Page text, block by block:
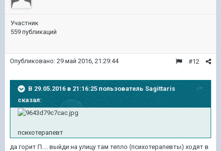
Участник
559 публикаций
#12
Опубликовано: 29 май 2016, 21:29:44
В 29.05.2016 в 21:16:25 пользователь Sagittaris
сказал:
психотерапевт
да горит П.... выйди на улицу там тепло (психотерапевты) ходят в